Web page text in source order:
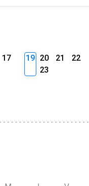
17
19 20 21
22
23